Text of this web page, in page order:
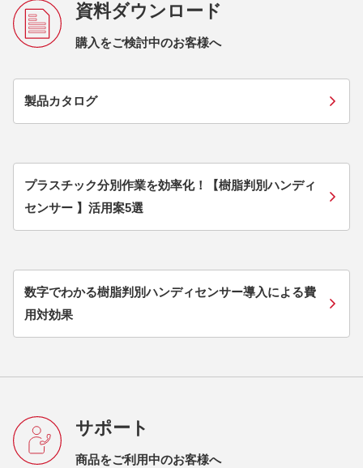
資料ダウンロード
購入をご検討中のお客様へ
製品カタログ
プラスチック分別作業を効率化！【樹脂判別ハンディ
センサー 】活用案5選
数字でわかる樹脂判別ハンディセンサー導入による費
用対効果
サポート
商品をご利用中のお客様へ